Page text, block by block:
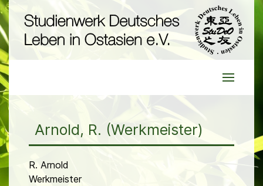
Arnold, R. (Werkmeister)
R. Arnold
Werkmeister